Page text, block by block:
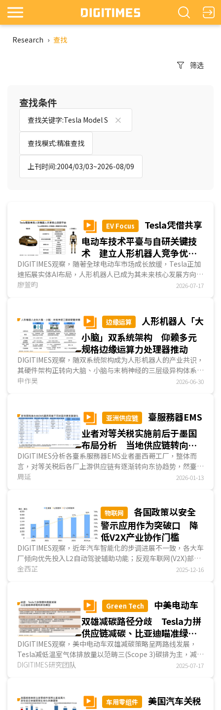
Research › 查找
筛选
查找条件
查找关键字:Tesla Model S
查找模式:精准查找
上刊时间:2004/03/03~2026-08/09
EV Focus
Tesla凭借共享
电动车技术平臺与自研关键技
术 建立人形机器人竞争优
势 扩大产能迈向规模量产
DIGITIMES观察，随著全球电动车市场成长放缓，Tesla正加
速拓展实体AI布局，人形机器人已成为其未来核心发展方向之
一。凭借电动车累积的技术平臺与关键技术自主研发...
廖萱昀 2026-07-17
边缘运算
人形机器人「大
小脑」双系统架构 仰赖多元
规格边缘运算力处理器推动
DIGITIMES观察，随双系统架构成为人形机器人的产业共识，
其硬件架构正转向大脑、小脑与末梢神经的三层级异构体系，
由大脑层主导多模态推理与任务規劃等代理AI类任务、小脑层
内大脑层因CUDA生态护城河不易直接进入市场，而具备车用
技术的芯片业者、纳入HSB生态FPGA业者，更有机会在
NVIDIA生态系中的小脑层与末梢神经获得更多合作机会。...
申作昊 2026-06-30
亚洲供应链
臺服務器EMS
业者对等关税实施前后于墨国
布局分析 当地供应链转向东
协 并探讨ASIC服務器组装趋
势
DIGITIMES分析各臺系服務器EMS业者墨西哥工厂，整体而
言，对等关税后各厂上游供应链有逐渐转向东协趋势，然臺湾
则在2025年受惠最大，多数EMS业者臺湾出货金额创...
周延 2026-01-13
物联网
各国政策以安全
警示应用作为突破口 降
低V2X产业协作门槛
DIGITIMES观察，近年汽车智能化的步调进展不一致，各大车
厂倾向优先投入L2自动驾驶辅助功能；反观车联网(V2X)部署
因为涉及多方共同协作，而陷入互相观望的局面，导入速度明
用推动的主要突破口。...
金西芷 2025-12-16
Green Tech
中美电动车
双雄减碳路径分歧 Tesla力拼
供应链减碳、比亚迪瞄准绿电
及绿色转型
DIGITIMES观察，美中电动车双雄减碳策略呈两路线发展，
Tesla减低温室气体排放量以范畴三(Scope 3)碳排为主，减碳
策略涵盖全供应链，借此缓解整体碳排显著升高的压力...
DIGITIMES研究团队 2025-07-17
车用零组件
美国汽车关税